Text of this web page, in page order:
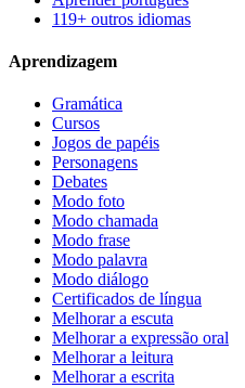
119+ outros idiomas
Aprendizagem
Gramática
Cursos
Jogos de papéis
Personagens
Debates
Modo foto
Modo chamada
Modo frase
Modo palavra
Modo diálogo
Certificados de língua
Melhorar a escuta
Melhorar a expressão oral
Melhorar a leitura
Melhorar a escrita